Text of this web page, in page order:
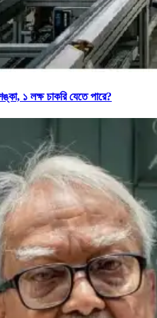
১ লক্ষ চাকরি যেতে পারে?